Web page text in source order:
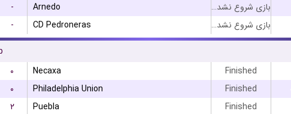
- Arnedo بازی شروع نشده است
- CD Pedroneras بازی شروع نشده است
۰ Necaxa Finished
۰ Philadelphia Union Finished
۲ Puebla Finished